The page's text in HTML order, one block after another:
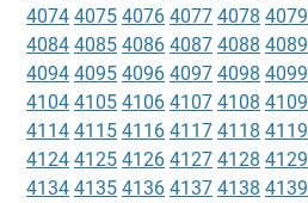
4074 4075 4076 4077 4078 4079
4084 4085 4086 4087 4088 4089
4094 4095 4096 4097 4098 4099
4104 4105 4106 4107 4108 4109
4114 4115 4116 4117 4118 4119
4124 4125 4126 4127 4128 4129
4134 4135 4136 4137 4138 4139